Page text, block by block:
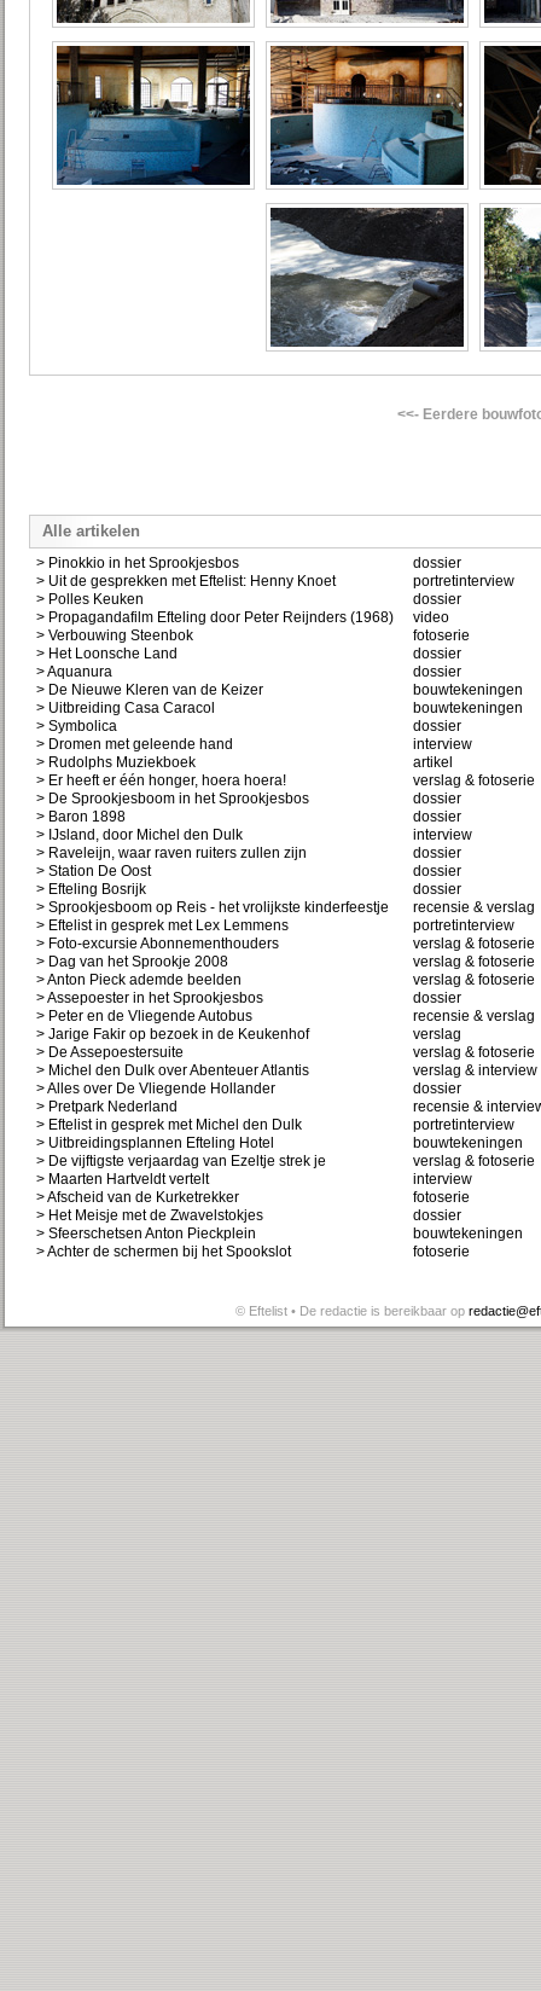
<<- Eerdere
Alle artikelen
> Pinokkio in het Sprookjesbos
dossier
> Uit de gesprekken met Eftelist: Henny Knoet
portretinterview
> Polles Keuken
dossier
> Propagandafilm Efteling door Peter Reijnders (1968)
video
> Verbouwing Steenbok
fotoserie
> Het Loonsche Land
dossier
> Aquanura
dossier
> De Nieuwe Kleren van de Keizer
bouwtekeningen
> Uitbreiding Casa Caracol
bouwtekeningen
> Symbolica
dossier
> Dromen met geleende hand
interview
> Rudolphs Muziekboek
artikel
> Er heeft er één honger, hoera hoera!
verslag & fotoserie
> De Sprookjesboom in het Sprookjesbos
dossier
> Baron 1898
dossier
> IJsland, door Michel den Dulk
interview
> Raveleijn, waar raven ruiters zullen zijn
dossier
> Station De Oost
dossier
> Efteling Bosrijk
dossier
> Sprookjesboom op Reis - het vrolijkste kinderfeestje
recensie & verslag
> Eftelist in gesprek met Lex Lemmens
portretinterview
> Foto-excursie Abonnementhouders
verslag & fotoserie
> Dag van het Sprookje 2008
verslag & fotoserie
> Anton Pieck ademde beelden
verslag & fotoserie
> Assepoester in het Sprookjesbos
dossier
> Peter en de Vliegende Autobus
recensie & verslag
> Jarige Fakir op bezoek in de Keukenhof
verslag
> De Assepoestersuite
verslag & fotoserie
> Michel den Dulk over Abenteuer Atlantis
verslag & interview
> Alles over De Vliegende Hollander
dossier
> Pretpark Nederland
recensie &
> Eftelist in gesprek met Michel den Dulk
portretinterview
> Uitbreidingsplannen Efteling Hotel
bouwtekeningen
> De vijftigste verjaardag van Ezeltje strek je
verslag & fotoserie
> Maarten Hartveldt vertelt
interview
> Afscheid van de Kurketrekker
fotoserie
> Het Meisje met de Zwavelstokjes
dossier
> Sfeerschetsen Anton Pieckplein
bouwtekeningen
> Achter de schermen bij het Spookslot
fotoserie
© Eftelist • De redactie is bereikbaar op